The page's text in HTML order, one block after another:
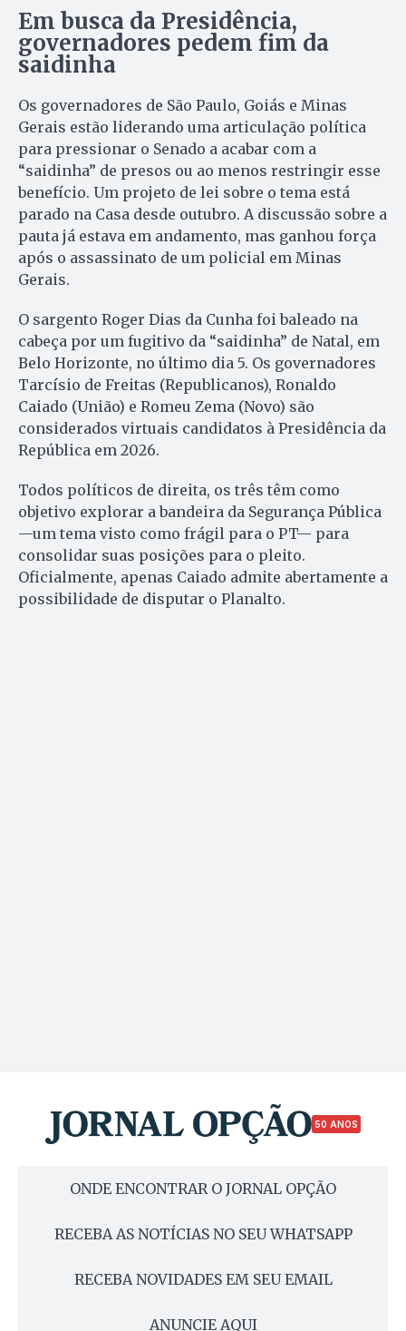
Em busca da Presidência,
governadores pedem fim da
saidinha
Os governadores de São Paulo, Goiás e Minas
Gerais estão liderando uma articulação política
para pressionar o Senado a acabar com a
“saidinha” de presos ou ao menos restringir esse
benefício. Um projeto de lei sobre o tema está
parado na Casa desde outubro. A discussão sobre a
pauta já estava em andamento, mas ganhou força
após o assassinato de um policial em Minas
Gerais.
O sargento Roger Dias da Cunha foi baleado na
cabeça por um fugitivo da “saidinha” de Natal, em
Belo Horizonte, no último dia 5. Os governadores
Tarcísio de Freitas (Republicanos), Ronaldo
Caiado (União) e Romeu Zema (Novo) são
considerados virtuais candidatos à Presidência da
República em 2026.
Todos políticos de direita, os três têm como
objetivo explorar a bandeira da Segurança Pública
—um tema visto como frágil para o PT— para
consolidar suas posições para o pleito.
Oficialmente, apenas Caiado admite abertamente a
possibilidade de disputar o Planalto.
50 ANOS
ONDE ENCONTRAR O JORNAL OPÇÃO
RECEBA AS NOTÍCIAS NO SEU WHATSAPP
RECEBA NOVIDADES EM SEU EMAIL
ANUNCIE AQUI